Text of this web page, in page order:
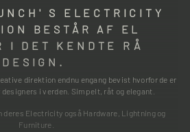
S ELECTRICITY
BESTÅR AF EL
I DET KENDTE RÅ
DESIGN.
direktion endnu engang bevist hvorfor de er
i verden. Simpelt, råt og elegant.
deres Electricity også Hardware, Lightning og
Furniture.